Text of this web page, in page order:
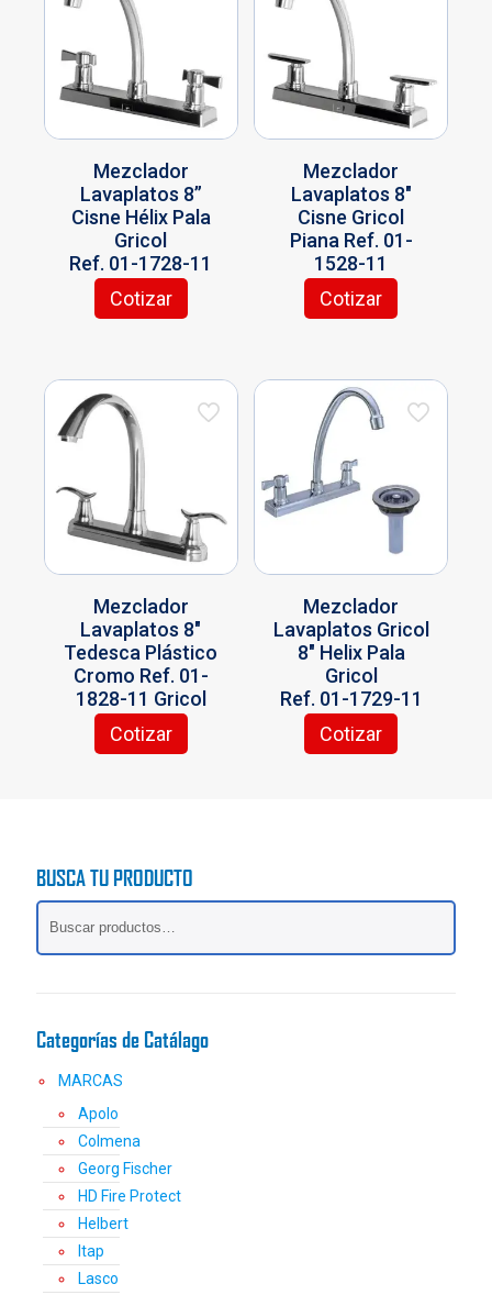
Mezclador
Lavaplatos 8”
Cisne Hélix Pala
Gricol
Ref. 01-1728-11
Cotizar
Mezclador
Lavaplatos 8″
Cisne Gricol
Piana Ref. 01-
1528-11
Cotizar
Mezclador
Lavaplatos 8″
Tedesca Plástico
Cromo Ref. 01-
1828-11 Gricol
Cotizar
Mezclador
Lavaplatos Gricol
8″ Helix Pala
Gricol
Ref. 01-1729-11
Cotizar
BUSCA TU PRODUCTO
Categorías de Catálago
MARCAS
Apolo
Colmena
Georg Fischer
HD Fire Protect
Helbert
Itap
Lasco